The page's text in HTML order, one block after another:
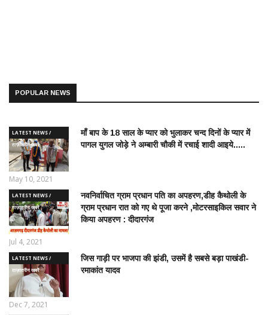
POPULAR NEWS
LATEST NEWS /
ताज़ातरीन खबरें
माँ बाप के 18 साल के प्यार को भुलाकर चन्द दिनों के प्यार में
पागल युगल जोड़े ने अम्बारी चौकी में रचाई शादी आइये.....
May 10, 2021
LATEST NEWS /
ताज़ातरीन खबरें
नवनिर्वाचित ग्राम प्रधान पति का अपहरण,डीह कैथोली के
ग्राम प्रधान रात को गए थे पूजा करने ,मोटरसाइकिल सवार ने
किया अपहरण : दीदारगंज
Jul 4, 2021
LATEST NEWS /
ताज़ातरीन खबरें
जिस गाड़ी पर भाजपा की झंडी, उसमें है सबसे बड़ा पाखंडी-
रमाकांत यादव
Dec 7, 2021